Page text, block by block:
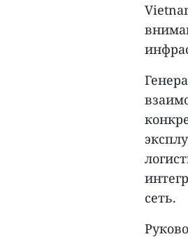
сеть.